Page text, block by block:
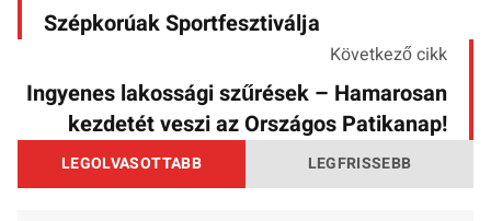
Szépkorúak Sportfesztiválja
Következő cikk
Ingyenes lakossági szűrések – Hamarosan
kezdetét veszi az Országos Patikanap!
LEGOLVASOTTABB LEGFRISSEBB